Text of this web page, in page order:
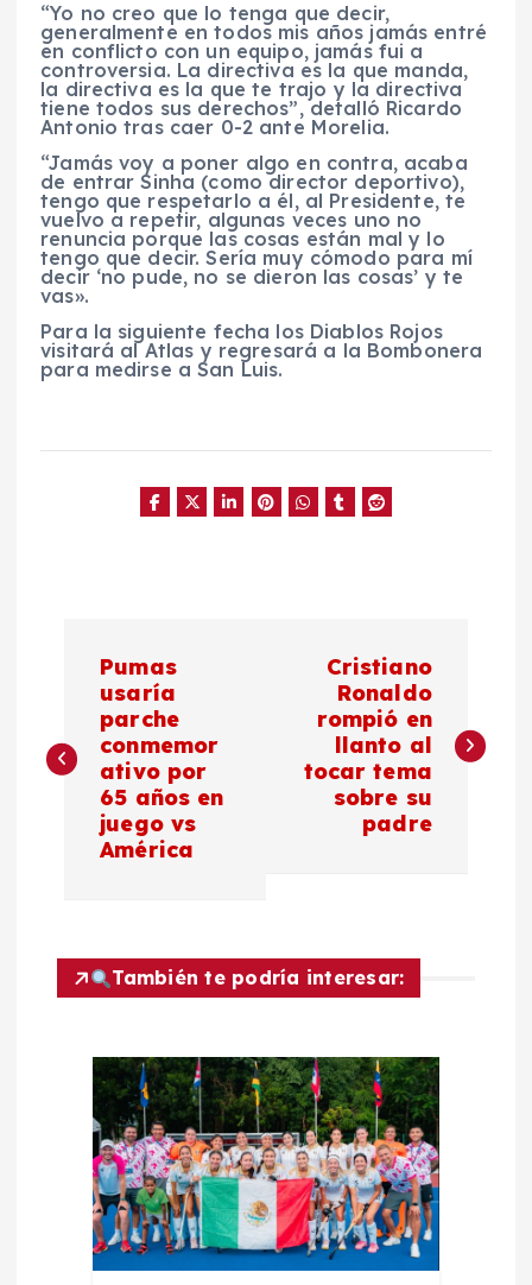
“Yo no creo que lo tenga que decir,
generalmente en todos mis años jamás entré
en conflicto con un equipo, jamás fui a
controversia. La directiva es la que manda,
la directiva es la que te trajo y la directiva
tiene todos sus derechos”, detalló Ricardo
Antonio tras caer 0-2 ante Morelia.
“Jamás voy a poner algo en contra, acaba
de entrar Sinha (como director deportivo),
tengo que respetarlo a él, al Presidente, te
vuelvo a repetir, algunas veces uno no
renuncia porque las cosas están mal y lo
tengo que decir. Sería muy cómodo para mí
decir ‘no pude, no se dieron las cosas’ y te
vas».
Para la siguiente fecha los Diablos Rojos
visitará al Atlas y regresará a la Bombonera
para medirse a San Luis.
v
c
Pumas
usaría
parche
conmemor
ativo por
65 años en
juego vs
América
Cristiano
Ronaldo
rompió en
llanto al
tocar tema
sobre su
padre
También te podría interesar: